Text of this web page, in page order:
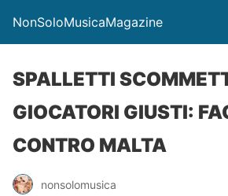
NonSoloMusicaMagazine
SPALLETTI
GIOCATORI GIUSTI:
CONTRO MALTA
nonsolomusica